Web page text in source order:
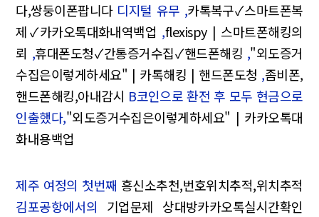
다,쌍둥이폰팝니다디지털 유무 ,카톡복구✓스마트폰복
제✓카카오톡대화내역백업 ,flexispy | 스마트폰해킹의
뢰 ,휴대폰도청✓간통증거수집✓핸드폰해킹 ,"외도증거
수집은이렇게하세요" | 카톡해킹 | 핸드폰도청 ,좀비폰,
핸드폰해킹,아내감시 B코인으로 환전 후 모두 현금으로
인출했다,"외도증거수집은이렇게하세요" | 카카오톡대
화내용백업
제주 여정의 첫번째 흥신소추천,번호위치추적,위치추적
김포공항에서의 기업문제 상대방카카오톡실시간확인